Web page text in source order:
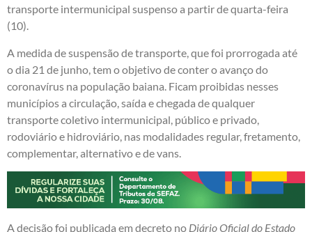
transporte intermunicipal suspenso a partir de quarta-feira
(10).
A medida de suspensão de transporte, que foi prorrogada até
o dia 21 de junho, tem o objetivo de conter o avanço do
coronavírus na população baiana. Ficam proibidas nesses
municípios a circulação, saída e chegada de qualquer
transporte coletivo intermunicipal, público e privado,
rodoviário e hidroviário, nas modalidades regular, fretamento,
complementar, alternativo e de vans.
A decisão foi publicada em decreto no Diário Oficial do Estado